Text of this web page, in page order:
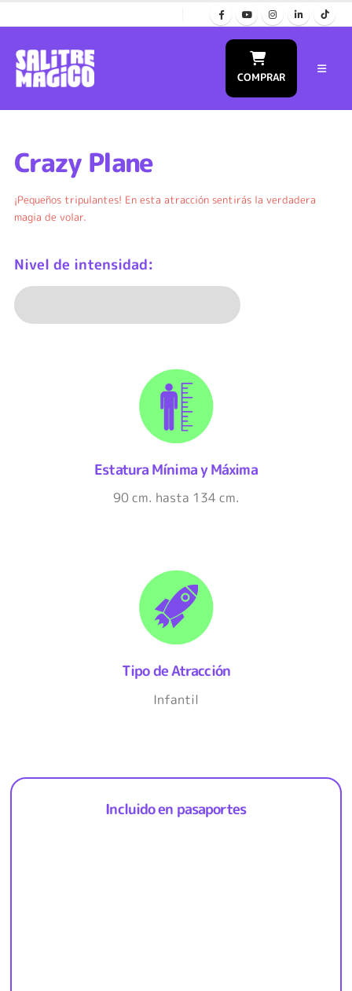
COMPRAR
Crazy Plane
¡Pequeños tripulantes! En esta atracción sentirás la verdadera
magia de volar.
Nivel de intensidad:
Estatura Mínima y Máxima
90 cm. hasta 134 cm.
Tipo de Atracción
Infantil
Incluido en pasaportes